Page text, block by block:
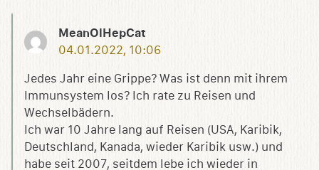
MeanOlHepCat
04.01.2022, 10:06
Jedes Jahr eine Grippe? Was ist denn mit ihrem
Immunsystem los? Ich rate zu Reisen und
Wechselbädern.
Ich war 10 Jahre lang auf Reisen (USA, Karibik,
Deutschland, Kanada, wieder Karibik usw.) und
habe seit 2007, seitdem lebe ich wieder in